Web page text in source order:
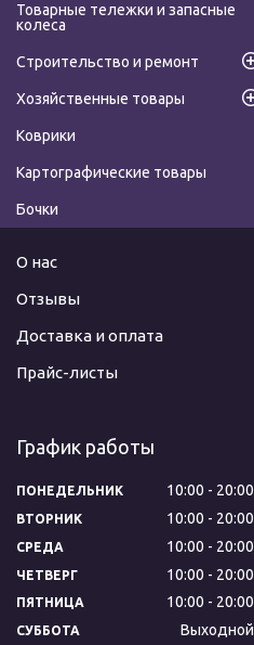
Товарные тележки и запасные
колеса
Строительство и ремонт
Хозяйственные товары
Коврики
Картографические товары
Бочки
О нас
Отзывы
Доставка и оплата
Прайс-листы
График работы
ПОНЕДЕЛЬНИК 10:00 20:00
ВТОРНИК 10:00 20:00
СРЕДА 10:00 20:00
ЧЕТВЕРГ 10:00 20:00
ПЯТНИЦА 10:00 20:00
СУББОТА Выходной